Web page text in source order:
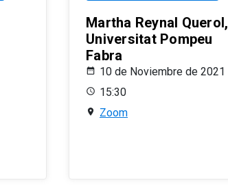
Martha Reynal Querol,
Universitat Pompeu
Fabra
10 de Noviembre de 2021
15:30
Zoom